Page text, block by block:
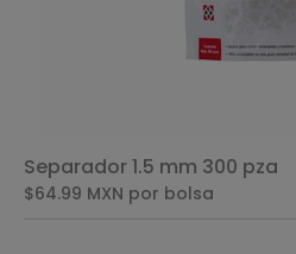
Separador 1.5 mm 300 pza
$64.99 MXN por bolsa